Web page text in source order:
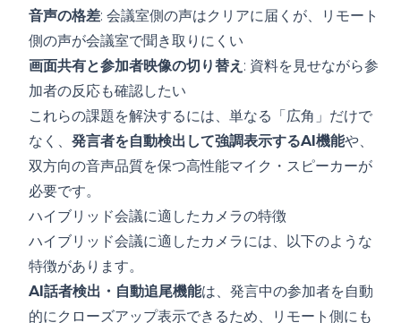
音声の格差: 会議室側の声はクリアに届くが、リモート
側の声が会議室で聞き取りにくい
画面共有と参加者映像の切り替え : 資料を見せながら参
加者の反応も確認したい
これらの課題を解決するには、単なる「広角」だけで
なく、 発言者を自動検出して強調表示するAI機能や、
双方向の音声品質を保つ高性能マイク・スピーカーが
必要です。
ハイブリッド会議に適したカメラの特徴
ハイブリッド会議に適したカメラには、以下のような
特徴があります。
AI話者検出・自動追尾機能は、発言中の参加者を自動
的にクローズアップ表示できるため、リモート側にも